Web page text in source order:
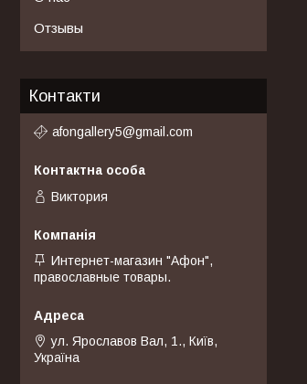
Отзывы
Контакти
afongallery5@gmail.com
Виктория
Интернет-магазин "Афон",
православные товары.
ул. Ярославов Вал, 1., Київ,
Україна